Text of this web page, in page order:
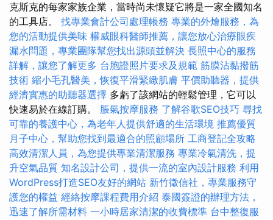
克斯克的每家家族企業，當時尚未懷疑它將是一家全國知名
的工具店。 找專業會計公司處理帳務 專業的外燴服務，為
您的活動提供美味 權威眼科醫師推薦，讓您放心治療眼疾
漏水問題，專業團隊幫您找出源頭並解決 長照中心的服務
詳解，讓您了解更多 台胞證照片要求及規範 筋膜沾黏撥筋
技術 縮小毛孔醫美，恢復平滑緊緻肌膚 平價助聽器，提供
經濟實惠的助聽器選擇 多虧了該網站的輕鬆管理，它可以
快速易於在線訂購。 脹氣按摩服務 了解谷歌SEO技巧 尋找
可靠的養護中心，為老年人提供舒適的生活環境 推薦優質
月子中心，幫助您找到最適合的照顧場所 工商登記全攻略
高效清潔人員，為您提供專業清潔服務 專業冷氣清洗，提
升空氣品質 知名設計公司，提供一流的室內設計服務 利用
WordPress打造SEO友好的網站 新竹徵信社，專業服務守
護您的權益 經絡按摩課程費用介紹 泰國簽證的辦理方法，
迅速了解所需材料 一小時居家清潔的收費標準 台中整復服